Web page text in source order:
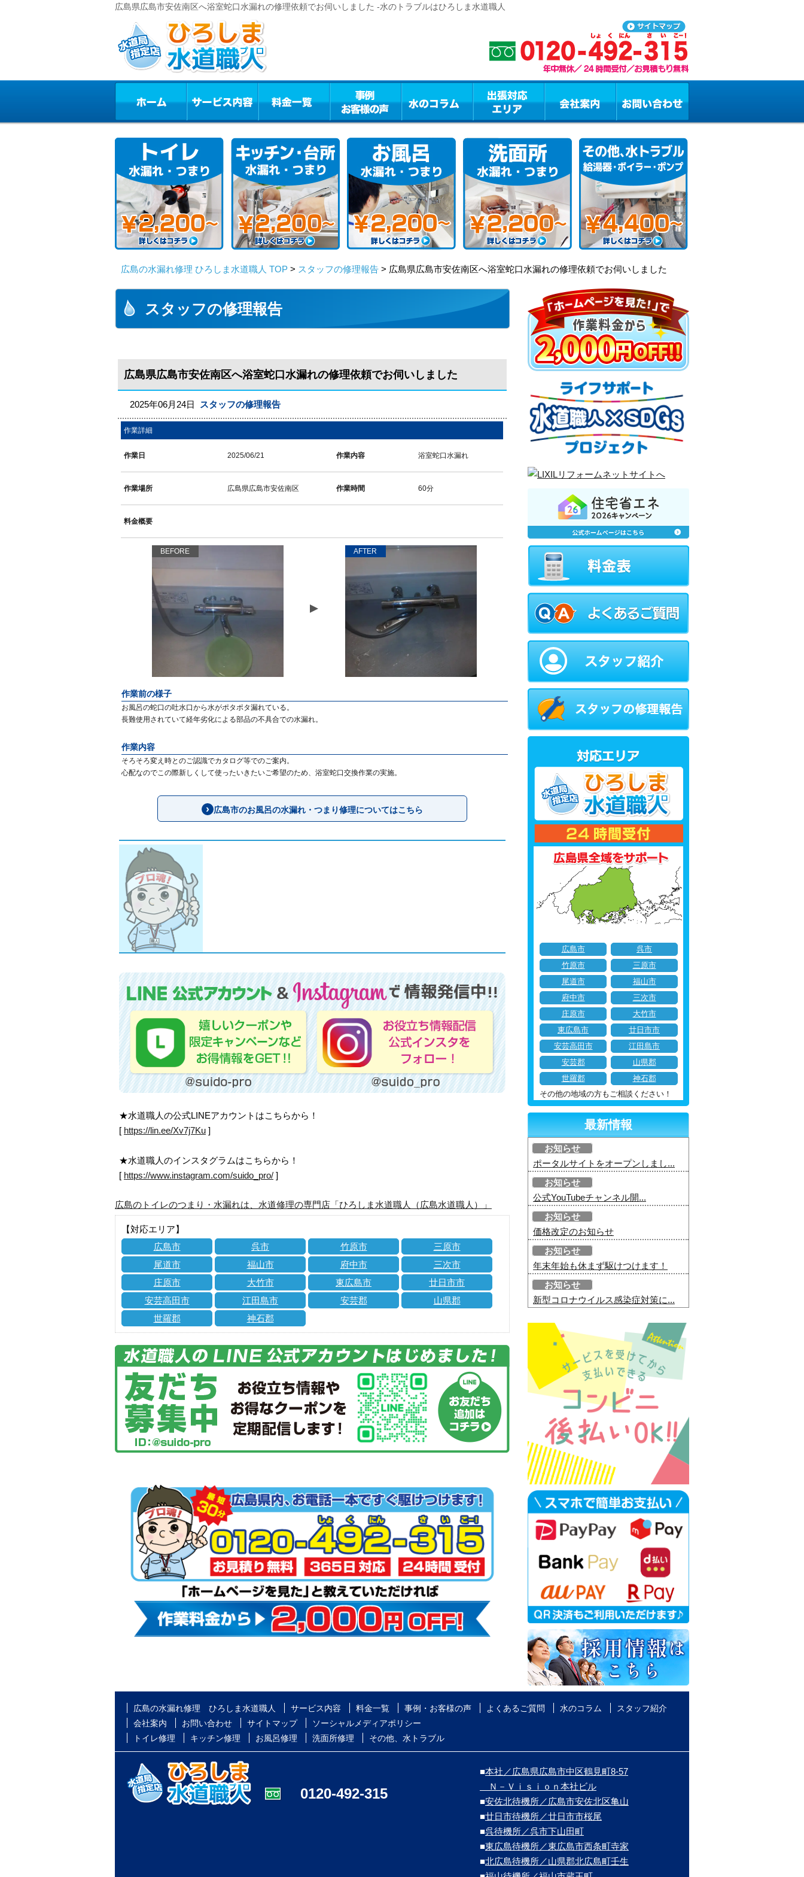
広島県広島市安佐南区へ浴室蛇口水漏れの修理依頼でお伺いしました -水のトラブルはひろしま水道職人
広島の水漏れ修理 ひろしま水道職人 TOP > スタッフの修理報告 > 広島県広島市安佐南区へ浴室蛇口水漏れの修理依頼でお伺いしました
スタッフの修理報告
広島県広島市安佐南区へ浴室蛇口水漏れの修理依頼でお伺いしました
2025年06月24日 スタッフの修理報告
作業詳細
作業日 2025/06/21 作業内容 浴室蛇口水漏れ
作業場所 広島県広島市安佐南区 作業時間 60分
料金概要
BEFORE AFTER
作業前の様子
お風呂の蛇口の吐水口から水がポタポタ漏れている。
長難使用されていて経年劣化による部品の不具合での水漏れ。
作業内容
そろそろ変え時とのご認識でカタログ等でのご案内。
心配なのでこの際新しくして使ったいきたいご希望のため、浴室蛇口交換作業の実施。
広島市のお風呂の水漏れ・つまり修理についてはこちら
★水道職人の公式LINEアカウントはこちらから！
[ https://lin.ee/Xv7j7Ku ]
★水道職人のインスタグラムはこちらから！
[ https://www.instagram.com/suido_pro/ ]
広島のトイレのつまり・水漏れは、水道修理の専門店「ひろしま水道職人（広島水道職人）」
【対応エリア】
広島市
呉市 竹原市
三原市
尾道市
福山市 府中市
三次市
庄原市
大竹市 東広島市
廿日市市
安芸高田市
江田島市 安芸郡
山県郡
世羅郡
神石郡
広島市
呉市
竹原市
三原市
尾道市
福山市
府中市
三次市
庄原市
大竹市
東広島市
廿日市市
安芸高田市
江田島市
安芸郡
山県郡
世羅郡
神石郡
その他の地域の方もご相談ください！
最新情報
お知らせ
ポータルサイトをオープンしまし...
お知らせ
公式YouTubeチャンネル開...
お知らせ
価格改定のお知らせ
お知らせ
年末年始も休まず駆けつけます！
お知らせ
新型コロナウイルス感染症対策に...
広島の水漏れ修理 ひろしま水道職人 サービス内容 料金一覧 事例・お客様の声 よくあるご質問 水のコラム
スタッフ紹介
会社案内
お問い合わせ サイトマップ
ソーシャルメディアポリシー
トイレ修理
キッチン修理 お風呂修理 洗面所修理 その他、水トラブル
0120-492-315
■本社／広島県広島市中区鶴見町8-57
Ｎ－Ｖｉｓｉｏｎ本社ビル
■安佐北待機所／広島市安佐北区亀山
■廿日市待機所／廿日市市桜尾
■呉待機所／呉市下山田町
■東広島待機所／東広島市西条町寺家
■北広島待機所／山県郡北広島町壬生